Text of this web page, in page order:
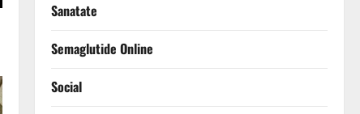
Sanatate
Semaglutide Online
Social